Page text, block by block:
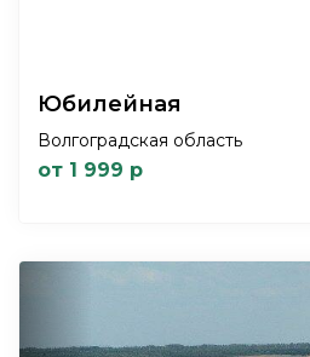
Юбилейная
Волгоградская область
от 1 999 р